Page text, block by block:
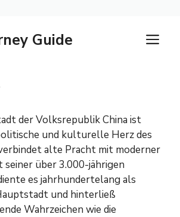
Guide
der Volksrepublik China ist
und kulturelle Herz des
alte Pracht mit moderner
seiner über 3.000-jährigen
es jahrhundertelang als
und hinterließ
Wahrzeichen wie die